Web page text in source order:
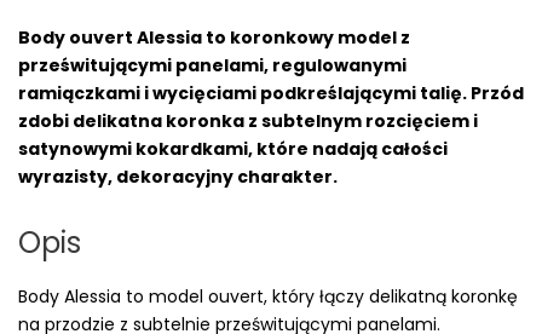
Body ouvert Alessia to koronkowy model z
prześwitującymi panelami, regulowanymi
ramiączkami i wycięciami podkreślającymi talię. Przód
zdobi delikatna koronka z subtelnym rozcięciem i
satynowymi kokardkami, które nadają całości
wyrazisty, dekoracyjny charakter.
Opis
Body Alessia to model ouvert, który łączy delikatną koronkę
na przodzie z subtelnie prześwitującymi panelami.